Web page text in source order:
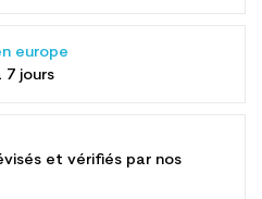
europe
7 jours
et vérifiés par nos